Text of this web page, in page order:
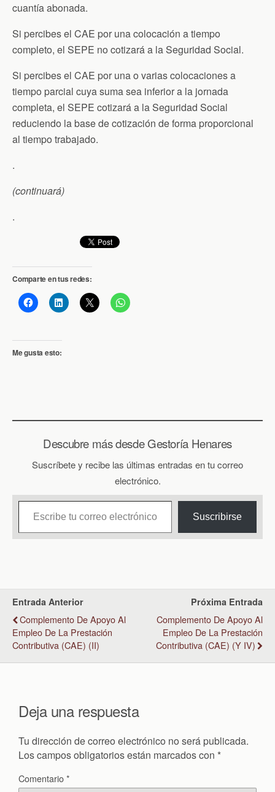
cuantía abonada.
Si percibes el CAE por una colocación a tiempo
completo, el SEPE no cotizará a la Seguridad Social.
Si percibes el CAE por una o varias colocaciones a
tiempo parcial cuya suma sea inferior a la jornada
completa, el SEPE cotizará a la Seguridad Social
reduciendo la base de cotización de forma proporcional
al tiempo trabajado.
.
(continuará)
.
Comparte en tus redes:
Me gusta esto:
Descubre más desde Gestoría Henares
Suscríbete y recibe las últimas entradas en tu correo
electrónico.
Escribe tu correo electrónico…
Suscribirse
Entrada Anterior
Complemento De Apoyo Al
Empleo De La Prestación
Contributiva (CAE) (II)
Próxima Entrada
Complemento De Apoyo Al
Empleo De La Prestación
Contributiva (CAE) (y IV)
Deja una respuesta
Tu dirección de correo electrónico no será publicada.
Los campos obligatorios están marcados con *
Comentario*